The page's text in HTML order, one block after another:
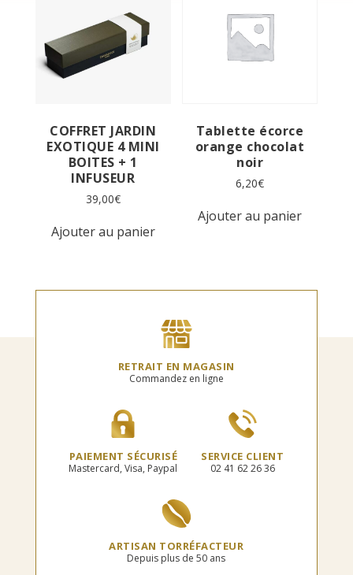
COFFRET JARDIN
EXOTIQUE 4 MINI
BOITES + 1
INFUSEUR
39,00€
Ajouter au panier
Tablette écorce
orange chocolat
noir
6,20€
Ajouter au panier
RETRAIT EN MAGASIN
Commandez en ligne
PAIEMENT SÉCURISÉ
Mastercard, Visa, Paypal
SERVICE CLIENT
02 41 62 26 36
ARTISAN TORRÉFACTEUR
Depuis plus de 50 ans